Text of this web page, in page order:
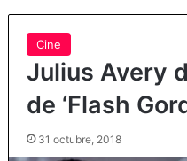
Cine
Julius Avery
de ‘Flash
31 octubre, 2018